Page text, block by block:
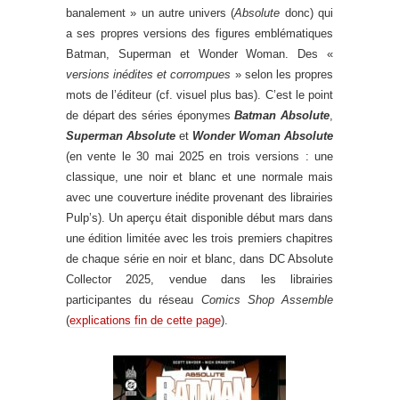
banalement » un autre univers (Absolute donc) qui
a ses propres versions des figures emblématiques
Batman, Superman et Wonder Woman. Des «
versions inédites et corrompues » selon les propres
mots de l’éditeur (cf. visuel plus bas). C’est le point
de départ des séries éponymesBatman Absolute
Superman Absolute et Wonder Woman Absolute
(en vente le 30 mai 2025 en trois versions : une
classique, une noir et blanc et une normale mais
avec une couverture inédite provenant des librairies
Pulp’s). Un aperçu était disponible début mars dans
une édition limitée avec les trois premiers chapitres
de chaque série en noir et blanc, dans DC Absolute
Collector 2025, vendue dans les librairies
participantes du réseau Comics Shop Assemble
(explications fin de cette page).